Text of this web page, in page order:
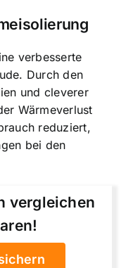
verbesserte
Durch den
und cleverer
Wärmeverlust
reduziert,
bei den
vergleichen